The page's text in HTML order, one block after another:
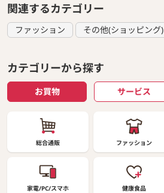
関連するカテゴリー
ファッション その他(ショッピング)
カテゴリーから探す
お買物 サービス
総合通販 ファッション
家電/PC/スマホ 健康食品